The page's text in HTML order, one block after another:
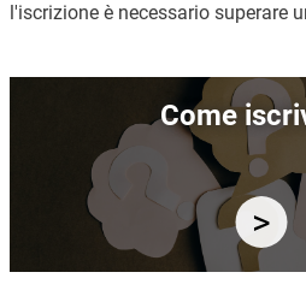
l'iscrizione è necessario superare
Come